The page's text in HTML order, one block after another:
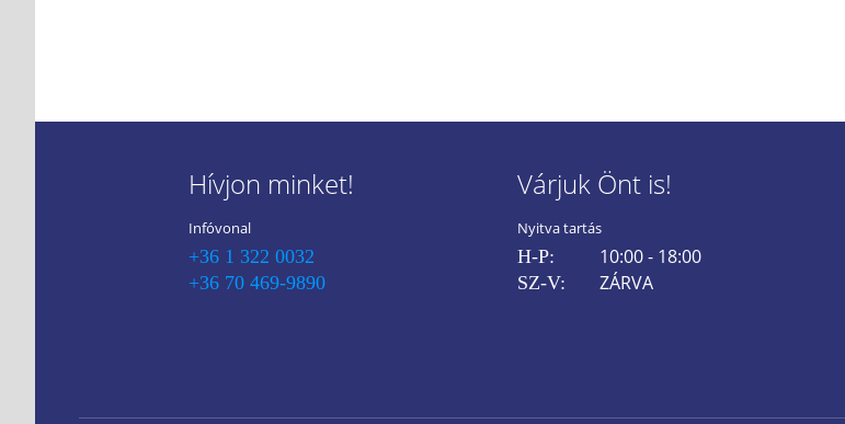
Hívjon minket!
Infóvonal
+36 1 322 0032
+36 70 469-9890
Várjuk Önt is!
Nyitva tartás
H-P: 10:00 - 18:00
SZ-V: ZÁRVA